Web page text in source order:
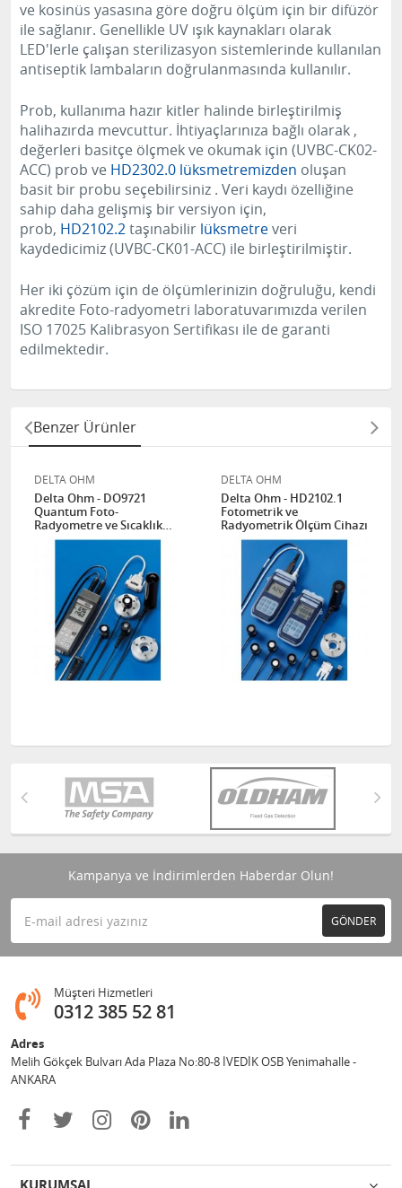
ve kosinüs yasasına göre doğru ölçüm için bir difüzör
ile sağlanır. Genellikle UV ışık kaynakları olarak
LED'lerle çalışan sterilizasyon sistemlerinde kullanılan
antiseptik lambaların doğrulanmasında kullanılır.
Prob, kullanıma hazır kitler halinde birleştirilmiş
halihazırda mevcuttur. İhtiyaçlarınıza bağlı olarak ,
değerleri basitçe ölçmek ve okumak için (UVBC-CK02-
ACC) prob ve HD2302.0 lüksmetremizden oluşan
basit bir probu seçebilirsiniz . Veri kaydı özelliğine
sahip daha gelişmiş bir versiyon için,
prob, HD2102.2taşınabilir lüksmetreveri
kaydedicimiz (UVBC-CK01-ACC) ile birleştirilmiştir.
Her iki çözüm için de ölçümlerinizin doğruluğu, kendi
akredite Foto-radyometri laboratuvarımızda verilen
ISO 17025 Kalibrasyon Sertifikası ile de garanti
edilmektedir.
Benzer Ürünler
DELTA OHM
Delta Ohm - DO9721
Quantum Foto-
Radyometre ve Sıcaklık
Ölçüm ve Kayıt Cihazı
DELTA OHM
Delta Ohm - HD2102.1
Fotometrik ve
Radyometrik Ölçüm Cihazı
Kampanya ve İndirimlerden Haberdar Olun!
GÖNDER
Müşteri Hizmetleri
0312 385 52 81
Adres
Melih Gökçek Bulvarı Ada Plaza No:80-8 İVEDİK OSB Yenimahalle -
ANKARA